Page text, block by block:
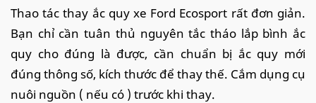
Thao tác thay ắc quy xe Ford Ecosport rất đơn giản.
Bạn chỉ cần tuân thủ nguyên tắc tháo lắp bình ắc
quy cho đúng là được, cần chuẩn bị ắc quy mới
đúng thông số, kích thước để thay thế. Cắm dụng cụ
nuôi nguồn ( nếu có ) trước khi thay.